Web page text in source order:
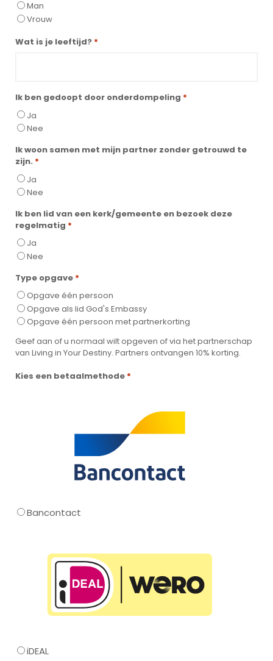
Man
Vrouw
Wat is je leeftijd? *
Ik ben gedoopt door onderdompeling *
Ja
Nee
Ik woon samen met mijn partner zonder getrouwd te
zijn. *
Ja
Nee
Ik ben lid van een kerk/gemeente en bezoek deze
regelmatig *
Ja
Nee
Type opgave *
Opgave één persoon
Opgave als lid God's Embassy
Opgave één persoon met partnerkorting
Geef aan of u normaal wilt opgeven of via het partnerschap
van Living in Your Destiny. Partners ontvangen 10% korting.
Kies een betaalmethode *
Bancontact
iDEAL